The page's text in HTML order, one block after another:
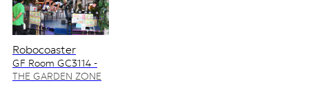
Robocoaster
GF Room GC3114 -
GC3115
THE GARDEN ZONE